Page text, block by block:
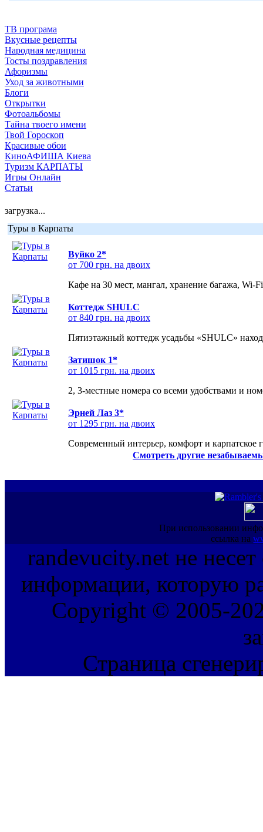
ТВ програма
Вкусные рецепты
Народная медицина
Тосты поздравления
Афоризмы
Уход за животными
Блоги
Открытки
Фотоальбомы
Тайна твоего имени
Твой Гороскоп
Красивые обои
КиноАФИША Киева
Туризм КАРПАТЫ
Игры Онлайн
Статьи
загрузка...
Туры в Карпаты
Вуйко 2*
от 700 грн. на двоих
Кафе на 30 мест, мангал, хранение багажа, Wi-
Коттедж SHULC
от 840 грн. на двоих
Пятиэтажный коттедж усадьбы «SHULC»
Затишок 1*
от 1015 грн. на двоих
2, 3-местные номера со всеми удобствами и
Эрней Лаз 3*
от 1295 грн. на двоих
Современный интерьер, комфорт и карпатское
Смотреть другие
При использовании
ссылка на
randevucity.net не несет
информации, которую
Copyright © 2005-
Страница